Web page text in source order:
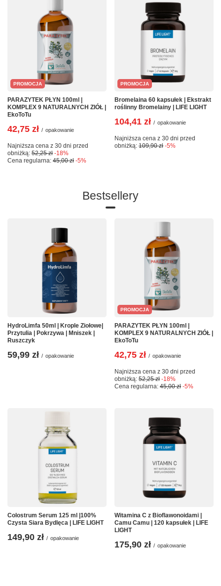
PROMOCJA
PARAZYTEK PŁYN 100ml |
KOMPLEX 9 NATURALNYCH ZIÓŁ |
EkoToTu
42,75 zł / opakowanie
Najniższa cena z 30 dni przed
obniżką: 52,25 zł -18%
Cena regularna: 45,00 zł -5%
PROMOCJA
Bromelaina 60 kapsułek | Ekstrakt
roślinny Bromelainy | LIFE LIGHT
104,41 zł / opakowanie
Najniższa cena z 30 dni przed
obniżką: 109,90 zł -5%
Bestsellery
HydroLimfa 50ml | Krople Ziołowe|
Przytulia | Pokrzywa | Mniszek |
Ruszczyk
59,99 zł / opakowanie
PROMOCJA
PARAZYTEK PŁYN 100ml |
KOMPLEX 9 NATURALNYCH ZIÓŁ |
EkoToTu
42,75 zł / opakowanie
Najniższa cena z 30 dni przed
obniżką: 52,25 zł -18%
Cena regularna: 45,00 zł -5%
Colostrum Serum 125 ml |100%
Czysta Siara Bydlęca | LIFE LIGHT
149,90 zł / opakowanie
Witamina C z Bioflawonoidami |
Camu Camu | 120 kapsułek | LIFE
LIGHT
175,90 zł / opakowanie